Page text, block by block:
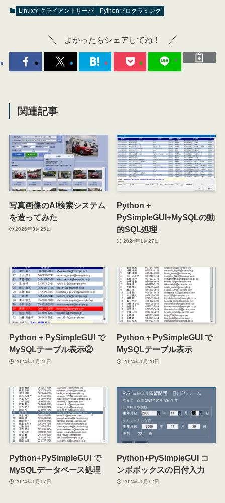
Linuxでクライアントサーバ Pythonプログラミング
よかったらシェアしてね！
関連記事
写真画像のAI検索システム
を造ってみた
2026年3月25日
Python +
PySimpleGUI+MySQLの動
的SQL処理
2024年1月27日
Python + PySimpleGUI で
MySQLテーブル表示②
2024年1月21日
Python + PySimpleGUI で
MySQLテーブル表示
2024年1月20日
Python+PySimpleGUI で
MySQLデータベース処理
2024年1月17日
Python+PySimpleGUI コ
ンボボックスの日付入力
2024年1月12日